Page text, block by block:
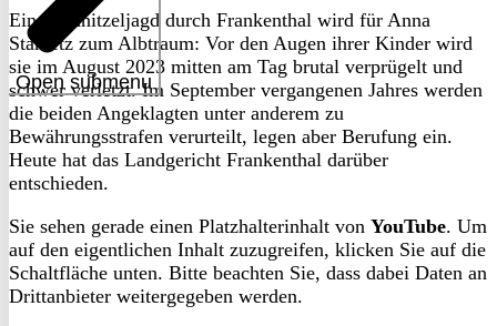
Open submenu
Eine Schnitzeljagd durch Frankenthal wird für Anna
Starzetz zum Albtraum: Vor den Augen ihrer Kinder wird
sie im August 2023 mitten am Tag brutal verprügelt und
schwer verletzt. Im September vergangenen Jahres werden
die beiden Angeklagten unter anderem zu
Bewährungsstrafen verurteilt, legen aber Berufung ein.
Heute hat das Landgericht Frankenthal darüber
entschieden.
Sie sehen gerade einen Platzhalterinhalt von YouTube. Um
auf den eigentlichen Inhalt zuzugreifen, klicken Sie auf die
Schaltfläche unten. Bitte beachten Sie, dass dabei Daten an
Drittanbieter weitergegeben werden.